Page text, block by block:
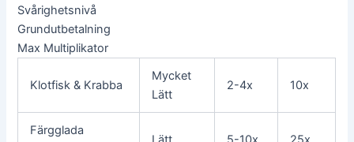
Svårighetsnivå
Grundutbetalning
Max Multiplikator
Klotfisk & Krabba
Mycket
Lätt
2-4x 10x
Färgglada